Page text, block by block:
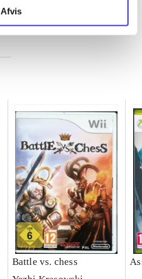
Afvis
Battle vs. chess